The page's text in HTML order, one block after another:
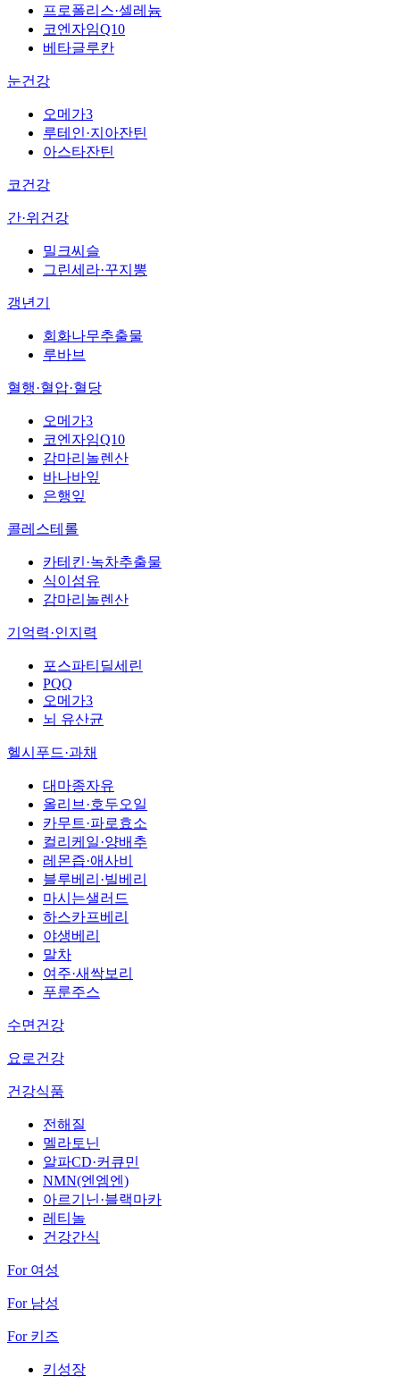
프로폴리스·셀레늄
코엔자임Q10
베타글루칸
눈건강
오메가3
루테인·지아잔틴
아스타잔틴
코건강
간·위건강
밀크씨슬
그린세라·꾸지뽕
갱년기
회화나무추출물
루바브
혈행·혈압·혈당
오메가3
코엔자임Q10
감마리놀렌산
바나바잎
은행잎
콜레스테롤
카테킨·녹차추출물
식이섬유
감마리놀렌산
기억력·인지력
포스파티딜세린
PQQ
오메가3
뇌 유산균
헬시푸드·과채
대마종자유
올리브·호두오일
카무트·파로효소
컬리케일·양배추
레몬즙·애사비
블루베리·빌베리
마시는샐러드
하스카프베리
야생베리
말차
여주·새싹보리
푸룬주스
수면건강
요로건강
건강식품
전해질
멜라토닌
알파CD·커큐민
NMN(엔엠엔)
아르기닌·블랙마카
레티놀
건강간식
For 여성
For 남성
For 키즈
키성장